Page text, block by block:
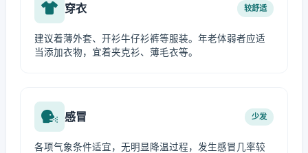
穿衣 较舒适
建议着薄外套、开衫牛仔衫裤等服装。年老体弱者应适
当添加衣物，宜着夹克衫、薄毛衣等。
感冒 少发
各项气象条件适宜，无明显降温过程，发生感冒几率较